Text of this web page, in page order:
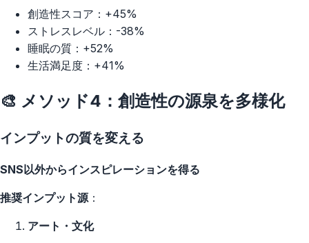
創造性スコア：+45%
ストレスレベル：-38%
睡眠の質：+52%
生活満足度：+41%
🎨 メソッド4：創造性の源泉を多様化
インプットの質を変える
SNS以外からインスピレーションを得る
推奨インプット源：
アート・文化